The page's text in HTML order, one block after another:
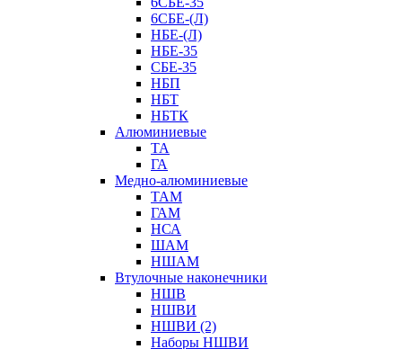
6СБЕ-(Л)
НБЕ-(Л)
НБЕ-35
СБЕ-35
НБП
НБТ
НБТК
Алюминиевые
ТА
ГА
Медно-алюминиевые
ТАМ
ГАМ
НСА
ШАМ
НШАМ
Втулочные наконечники
НШВ
НШВИ
НШВИ (2)
Наборы НШВИ